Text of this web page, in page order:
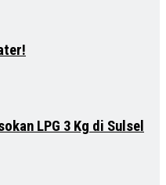
LPG 3 Kg di Sulsel